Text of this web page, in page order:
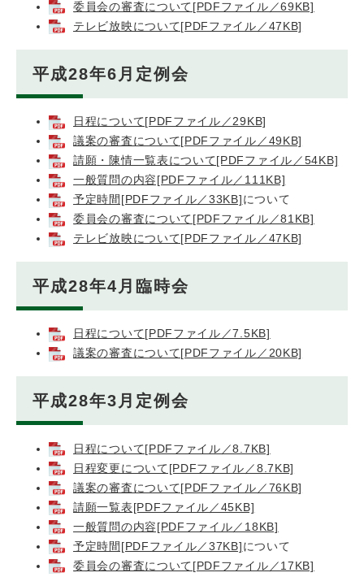
委員会の審査について[PDFファイル／69KB]
テレビ放映について[PDFファイル／47KB]
平成28年6月定例会
日程について[PDFファイル／29KB]
議案の審査について[PDFファイル／49KB]
請願・陳情一覧表について[PDFファイル／54KB]
一般質問の内容[PDFファイル／111KB]
予定時間[PDFファイル／33KB]について
委員会の審査について[PDFファイル／81KB]
テレビ放映について[PDFファイル／47KB]
平成28年4月臨時会
日程について[PDFファイル／7.5KB]
議案の審査について[PDFファイル／20KB]
平成28年3月定例会
日程について[PDFファイル／8.7KB]
日程変更について[PDFファイル／8.7KB]
議案の審査について[PDFファイル／76KB]
請願一覧表[PDFファイル／45KB]
一般質問の内容[PDFファイル／18KB]
予定時間[PDFファイル／37KB]について
委員会の審査について[PDFファイル／17KB]